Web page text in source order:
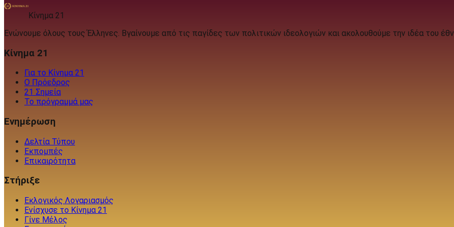
Κίνημα 21
Ενώνουμε όλους τους Έλληνες. Βγαίνουμε από τις παγίδες των πολιτικών ιδεολογιών και ακολουθούμε την ιδέα του
Κίνημα 21
Για το Κίνημα 21
Ο Πρόεδρος
21 Σημεία
Το πρόγραμμά μας
Ενημέρωση
Δελτία Τύπου
Εκπομπές
Επικαιρότητα
Στήριξε
Εκλογικός Λογαριασμός
Ενίσχυσε το Κίνημα 21
Γίνε Μέλος